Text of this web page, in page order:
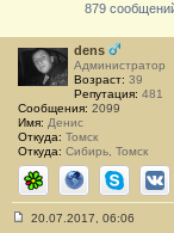
879
dens
Администратор
Возраст: 39
Репутация: 481
Сообщения: 2099
Имя: Денис
Откуда: Томск
Откуда: Сибирь, Томск
ICQ СайтSkype
20.07.2017, 06:06